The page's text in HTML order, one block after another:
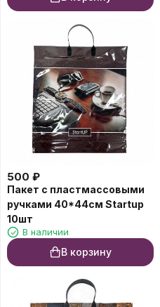
500 ₽
Пакет с пластмассовыми
ручками 40*44см Startup
10шт
В наличии
В корзину